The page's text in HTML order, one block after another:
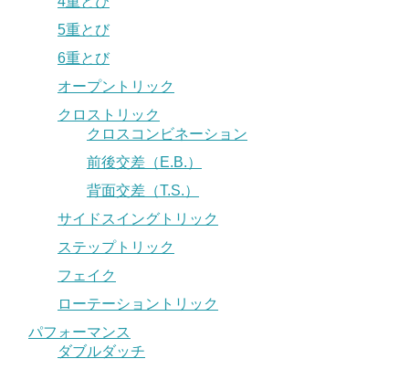
5重とび
6重とび
オープントリック
クロストリック
クロスコンビネーション
前後交差（E.B.）
背面交差（T.S.）
サイドスイングトリック
ステップトリック
フェイク
ローテーショントリック
パフォーマンス
ダブルダッチ